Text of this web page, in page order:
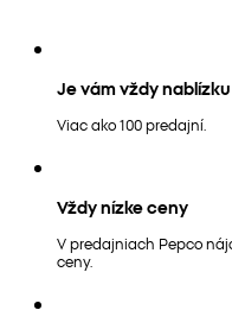
Je vám vždy nablízku
Viac ako 100 predajní.
Vždy nízke ceny
V predajniach Pepco
ceny.